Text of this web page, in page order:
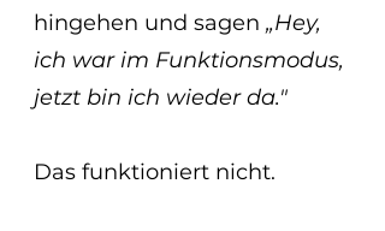
hingehen und sagen „Hey,
ich war im Funktionsmodus,
jetzt bin ich wieder da."
Das funktioniert nicht.